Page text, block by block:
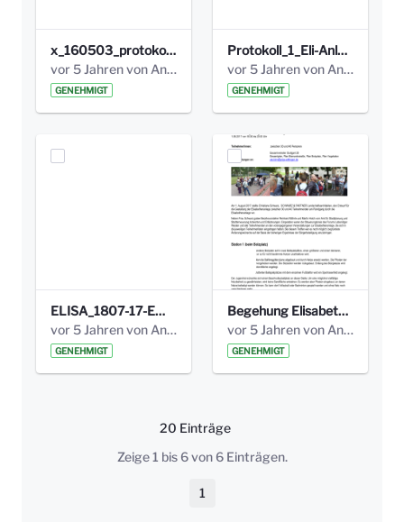
x_160503_protokoll_infoabend.pdf
vor 5 Jahren von Anni Schlumberger
GENEHMIGT
Protokoll_1_Eli-Anlage_final.pdf
vor 5 Jahren von Anni Schlumberger
GENEHMIGT
ELISA_1807-17-EW_BEZIRK-kl_compressed.pdf
vor 5 Jahren von Anni Schlumberger
GENEHMIGT
Begehung Elisabethenanlage 1.8.17_Protokoll .pdf
vor 5 Jahren von Anni Schlumberger
GENEHMIGT
20 Einträge
Pro Seite
Zeige 1 bis 6 von 6 Einträgen.
Seite
1